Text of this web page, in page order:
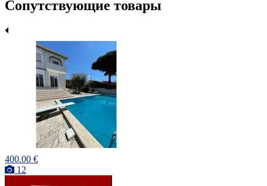
Сопутствующие товары
400.00 €
12